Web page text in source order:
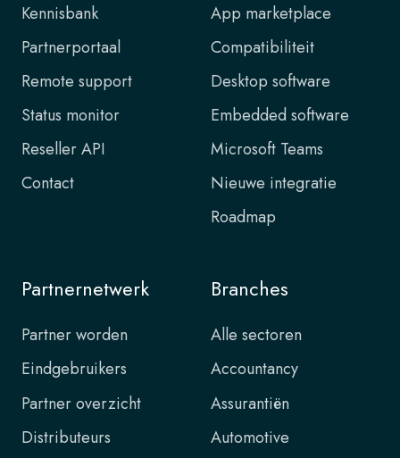
Kennisbank
Partnerportaal
Remote support
Status monitor
Reseller API
Contact
App marketplace
Compatibiliteit
Desktop software
Embedded software
Microsoft Teams
Nieuwe integratie
Roadmap
Partnernetwerk
Partner worden
Eindgebruikers
Partner overzicht
Distributeurs
Branches
Alle sectoren
Accountancy
Assurantiën
Automotive